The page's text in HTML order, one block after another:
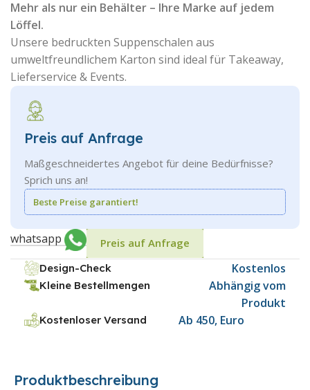
Mehr als nur ein Behälter – Ihre Marke auf jedem
Löffel.
Unsere bedruckten Suppenschalen aus
umweltfreundlichem Karton sind ideal für Takeaway,
Lieferservice & Events.
Preis auf Anfrage
Maßgeschneidertes Angebot für deine Bedürfnisse?
Sprich uns an!
Beste Preise garantiert!
whatsapp Preis auf Anfrage
Design-Check Kostenlos
Kleine Bestellmengen
Abhängig vom
Produkt
Kostenloser Versand Ab 450, Euro
Produktbeschreibung